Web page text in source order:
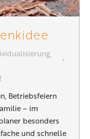
,
Betriebsfeiern
– im
besonders
und schnelle